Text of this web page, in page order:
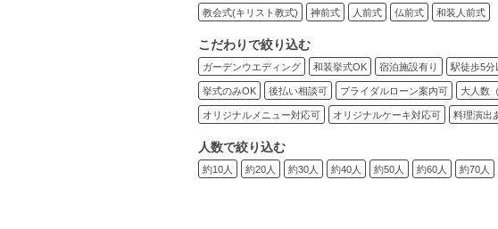
教会式(キリスト教式) 神前式 人前式 仏前式 和装人前式
こだわりで絞り込む
ガーデンウエディング 和装挙式OK 宿泊施設有り 駅徒歩5分
挙式のみOK 後払い相談可 ブライダルローン案内可 大人数
オリジナルメニュー対応可 オリジナルケーキ対応可 料理演出
人数で絞り込む
約10人 約20人 約30人 約40人 約50人 約60人 約70人